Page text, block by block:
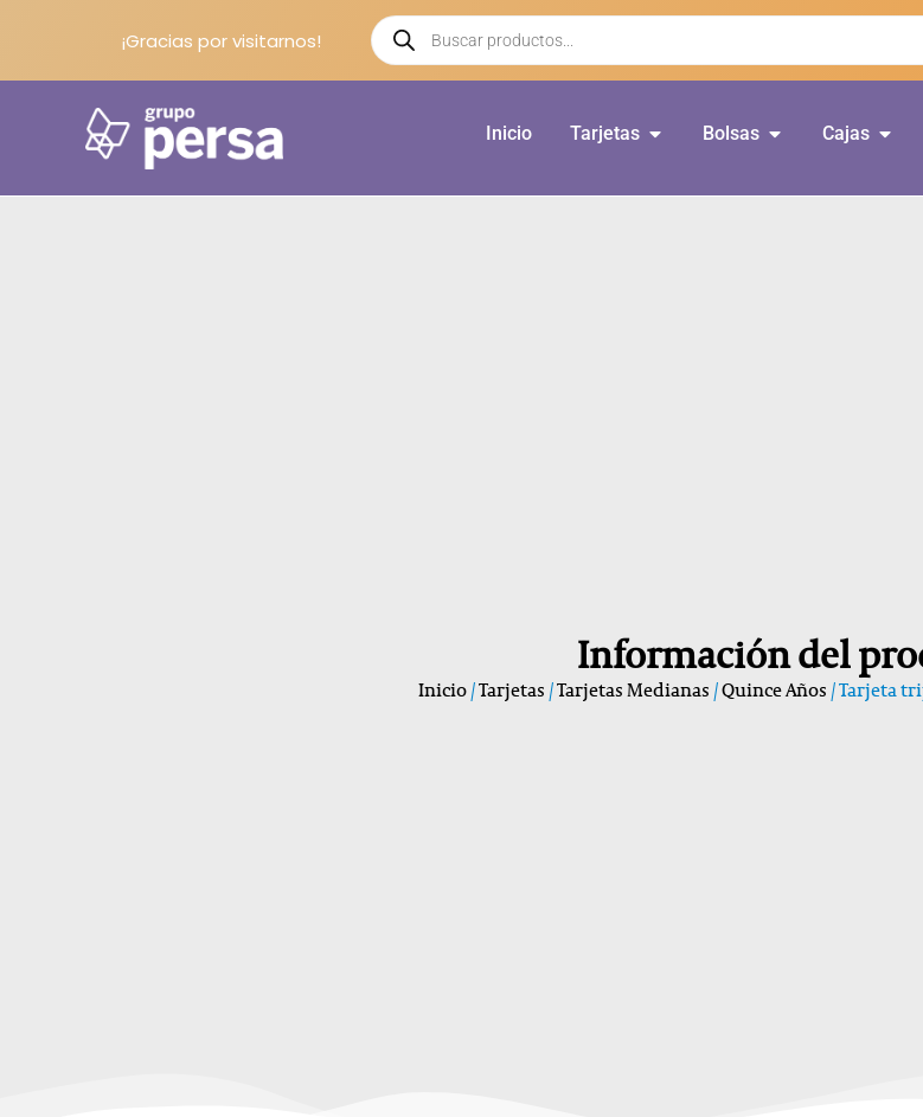
¡Gracias por visitarnos!
Inicio Tarjetas Bolsas Cajas
Información del
Inicio/Tarjetas /Tarjetas Medianas /Quince Años / Tarjeta